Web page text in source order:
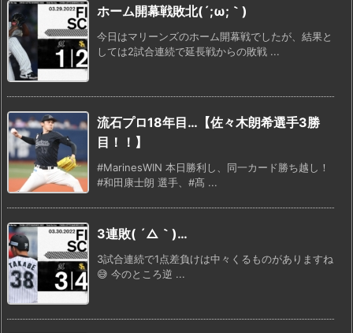
ホーム開幕戦敗北(´;ω;｀)
今日はマリーンズのホーム開幕戦でしたが、結果と
しては2試合連続で延長戦からの敗戦 ...
流石プロ18年目…【佐々木朗希選手3勝
目！！】
#MarinesWIN 本日勝利し、同一カード勝ち越し！
#和田康士朗 選手、#髙 ...
3連敗( ´△｀)…
3試合連続で1点差負けは中々くるものがありますね
😅 今のところ逆 ...